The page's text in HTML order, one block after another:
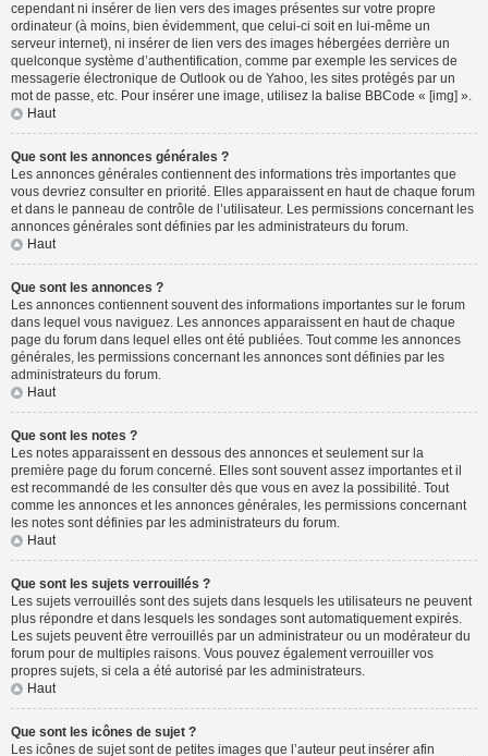
cependant ni insérer de lien vers des images présentes sur votre propre
ordinateur (à moins, bien évidemment, que celui-ci soit en lui-même un
serveur internet), ni insérer de lien vers des images hébergées derrière un
quelconque système d’authentification, comme par exemple les services de
messagerie électronique de Outlook ou de Yahoo, les sites protégés par un
mot de passe, etc. Pour insérer une image, utilisez la balise BBCode « [img] ».
Haut
Que sont les annonces générales ?
Les annonces générales contiennent des informations très importantes que
vous devriez consulter en priorité. Elles apparaissent en haut de chaque forum
et dans le panneau de contrôle de l’utilisateur. Les permissions concernant les
annonces générales sont définies par les administrateurs du forum.
Haut
Que sont les annonces ?
Les annonces contiennent souvent des informations importantes sur le forum
dans lequel vous naviguez. Les annonces apparaissent en haut de chaque
page du forum dans lequel elles ont été publiées. Tout comme les annonces
générales, les permissions concernant les annonces sont définies par les
administrateurs du forum.
Haut
Que sont les notes ?
Les notes apparaissent en dessous des annonces et seulement sur la
première page du forum concerné. Elles sont souvent assez importantes et il
est recommandé de les consulter dès que vous en avez la possibilité. Tout
comme les annonces et les annonces générales, les permissions concernant
les notes sont définies par les administrateurs du forum.
Haut
Que sont les sujets verrouillés ?
Les sujets verrouillés sont des sujets dans lesquels les utilisateurs ne peuvent
plus répondre et dans lesquels les sondages sont automatiquement expirés.
Les sujets peuvent être verrouillés par un administrateur ou un modérateur du
forum pour de multiples raisons. Vous pouvez également verrouiller vos
propres sujets, si cela a été autorisé par les administrateurs.
Haut
Que sont les icônes de sujet ?
Les icônes de sujet sont de petites images que l’auteur peut insérer afin